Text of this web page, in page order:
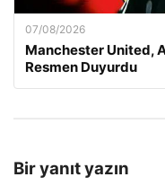
07/08/2026
Manchester United,
Resmen Duyurdu
Bir yanıt yazın